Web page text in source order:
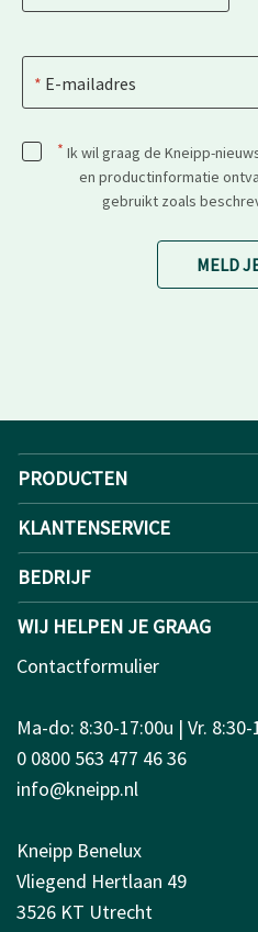
E-mailadres
* Ik wil graag de Kneipp-
en productinformatie
gebruikt zoals
MELD
PRODUCTEN
KLANTENSERVICE
BEDRIJF
WIJ HELPEN JE GRAAG
Contactformulier
Ma-do: 8:30-17:00u | Vr. 8:30-
0 0800 563 477 46 36
info@kneipp.nl
Kneipp Benelux
Vliegend Hertlaan 49
3526 KT Utrecht